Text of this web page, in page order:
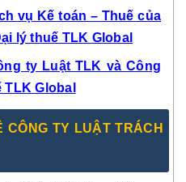
vụ Kế toán – Thuế của
lý thuế TLK Global
ty Luật TLK và Công
Global
CÔNG TY LUẬT TRÁCH